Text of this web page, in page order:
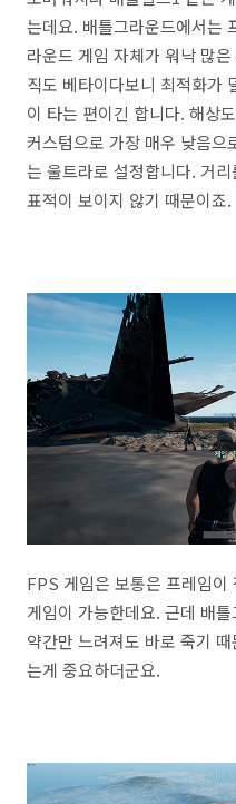
는데요. 배틀그라운드에서는
라운드 게임 자체가 워낙 많
직도 베타이다보니 최적화가
이 타는 편이긴 합니다. 해상
커스텀으로 가장 매우 낮음으
는 울트라로 설정합니다. 거
표적이 보이지 않기 때문이죠.
FPS 게임은 보통은 프레임
게임이 가능한데요. 근데 배
약간만 느려져도 바로 죽기
는게 중요하더군요.